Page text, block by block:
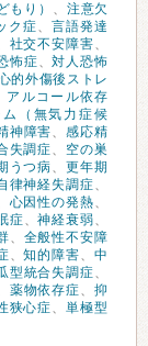
もり） 、 注意欠
ク症、言語発達
社交不安障害、
怖症、対人恐怖
的外傷後ストレ
アルコール依存
（無気力症候
神障害、感応精
失調症、 空の巣
うつ病、更年期
律神経失調症、
心因性の発熱、
症、神経衰弱、
、 全般性不安障
、知的障害、中
型統合失調症、
薬物依存症、抑
狭心症、単極型